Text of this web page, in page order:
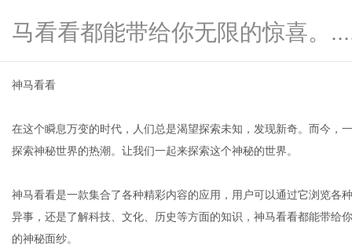
马看看都能带给你无限的惊喜。
神马看看
在这个瞬息万变的时代，人们总是渴望探索未知，发现新奇。而今，
探索神秘世界的热潮。让我们一起来探索这个神秘的世界。
神马看看是一款集合了各种精彩内容的应用，用户可以通过它浏览各
异事，还是了解科技、文化、历史等方面的知识，神马看看都能带给
的神秘面纱。